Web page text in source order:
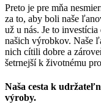
Preto je pre mňa
za to, aby boli naše
už u nás. Je to
našich výrobkov. Naše
nich cítili dobre a
šetrnejší k životnému
Naša cesta k
výroby.